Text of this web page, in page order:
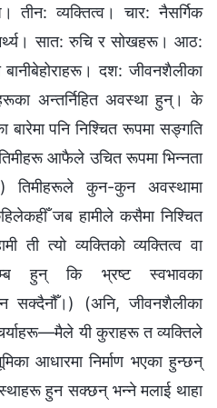
तीन: व्यक्तित्व। चार: नैसर्गिक
सात: रुचि र सोखहरू। आठ:
दश: जीवनशैलीका
अन्तर्निहित अवस्था हुन्। के
बारेमा पनि निश्‍चित रूपमा सङ्गति
आफैले उचित रूपमा भिन्‍नता
तिमीहरूले कुन-कुन अवस्थामा
जब हामीले कसैमा निश्‍चित
ती त्यो व्यक्तिको व्यक्तित्व वा
हुन् कि भ्रष्ट स्वभावका
सक्दैनौँ।) (अनि, जीवनशैलीका
यी कुराहरू त व्यक्तिले
आधारमा निर्माण भएका हुन्छन्
हुन सक्छन् भन्‍ने मलाई थाहा